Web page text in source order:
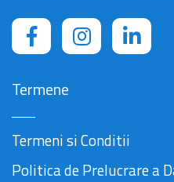
Termene
Termeni si Conditii
Politica de Prelucrare a